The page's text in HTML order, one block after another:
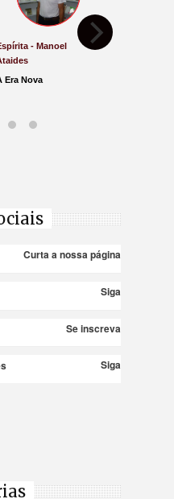
- Manoel
Era Nova
Curta a nossa página
Siga
Se inscreva
Siga